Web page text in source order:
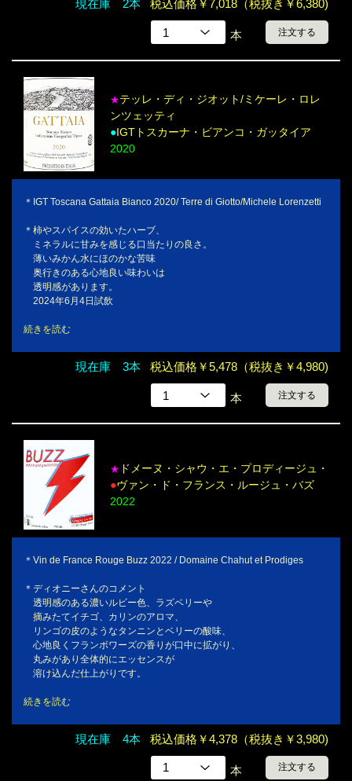
現在庫 2本 税込価格￥7,018（税抜き￥6,380)
本 注文する
★テッレ・ディ・ジオット/ミケーレ・ロレ
ンツェッティ
●IGTトスカーナ・ビアンコ・ガッタイア
2020
＊IGT Toscana Gattaia Bianco 2020/ Terre di Giotto/Michele Lorenzetti
＊柿やスパイスの効いたハーブ、
ミネラルに甘みを感じる口当たりの良さ。
薄いみかん水にほのかな苦味
奥行きのある心地良い味わいは
透明感があります。
2024年6月4日試飲
続きを読む
現在庫 3本 税込価格￥5,478（税抜き￥4,980)
本 注文する
★ ドメーヌ・シャウ・エ・プロディージュ・
●ヴァン・ド・フランス・ルージュ・バズ
2022
＊Vin de France Rouge Buzz 2022 / Domaine Chahut et Prodiges
＊ディオニーさんのコメント
透明感のある濃いルビー色、ラズベリーや
摘みたてイチゴ、カリンのアロマ、
リンゴの皮のようなタンニンとベリーの酸味、
心地良くフランボワーズの香りが口中に拡がり、
丸みがあり全体的にエッセンスが
溶け込んだ仕上がりです。
続きを読む
現在庫 4本 税込価格￥4,378（税抜き￥3,980)
本 注文する